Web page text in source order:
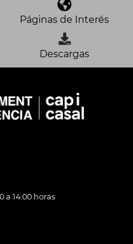
Páginas de Interés
Descargas
a 14:00 horas